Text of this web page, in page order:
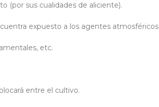
(por sus cualidades de aliciente).
expuesto a los agentes atmosféricos.
etc.
entre el cultivo.